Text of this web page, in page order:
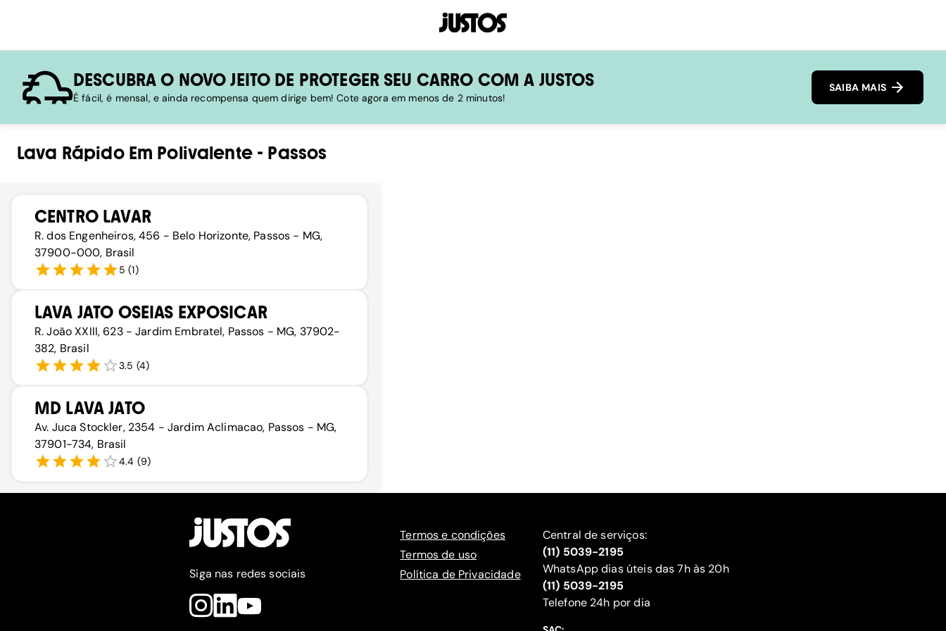
DESCUBRA O NOVO JEITO DE PROTEGER SEU CARRO COM A JUSTOS
É fácil, é mensal, e ainda recompensa quem dirige bem! Cote agora em menos de 2 minutos!
SAIBA MAIS
Lava RápidoEm Polivalente- Passos
CENTRO LAVAR
R. dos Engenheiros, 456 - Belo Horizonte, Passos - MG,
37900-000, Brasil
5 (1)
LAVA JATO OSEIAS EXPOSICAR
R. João XXIII, 623 - Jardim Embratel, Passos - MG, 37902-
382, Brasil
3.5 (4)
MD LAVA JATO
Av. Juca Stockler, 2354 - Jardim Aclimacao, Passos - MG,
37901-734, Brasil
4.4 (9)
Siga nas redes sociais
Termos e condições
Termos de uso
Política de Privacidade
Central de serviços:
(11) 5039-2195
WhatsApp dias úteis das 7h às 20h
(11) 5039-2195
‍Telefone 24h por dia